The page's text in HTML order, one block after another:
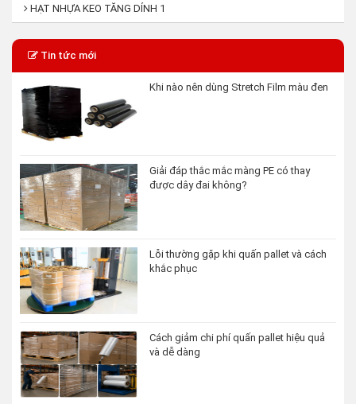
HẠT NHỰA KEO TĂNG DÍNH 1
Tin tức mới
Khi nào nên dùng Stretch Film màu đen
Giải đáp thắc mắc màng PE có thay
được dây đai không?
Lỗi thường gặp khi quấn pallet và cách
khắc phục
Cách giảm chi phí quấn pallet hiệu quả
và dễ dàng